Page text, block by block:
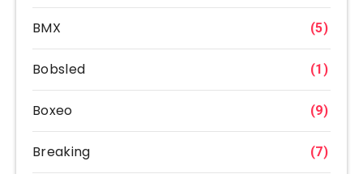
BMX (5)
Bobsled (1)
Boxeo (9)
Breaking (7)